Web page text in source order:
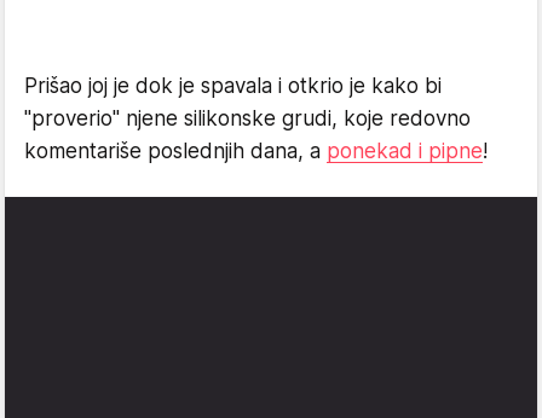
Prišao joj je dok je spavala i otkrio je kako bi
"proverio" njene silikonske grudi, koje redovno
komentariše poslednjih dana, a ponekad i pipne!